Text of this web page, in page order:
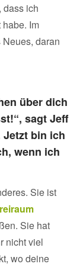
dass ich
Im
daran
über dich
sagt Jeff
Jetzt bin ich
wenn ich
Sie ist
Sie hat
nicht viel
wo deine